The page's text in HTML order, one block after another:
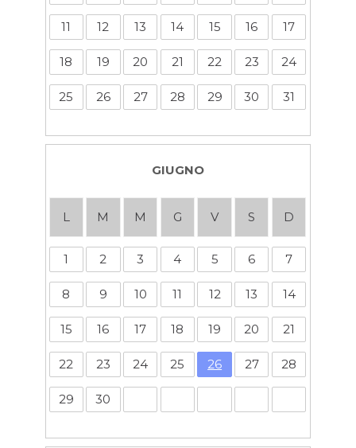
11 12 13 14 15 16 17
18 19 20 21 22 23 24
25 26 27 28 29 30 31
GIUGNO
L M M G V S D
1 2 3 4 5 6 7
8 9 10 11 12 13 14
15 16 17 18 19 20 21
22 23 24 25 26 27 28
29 30